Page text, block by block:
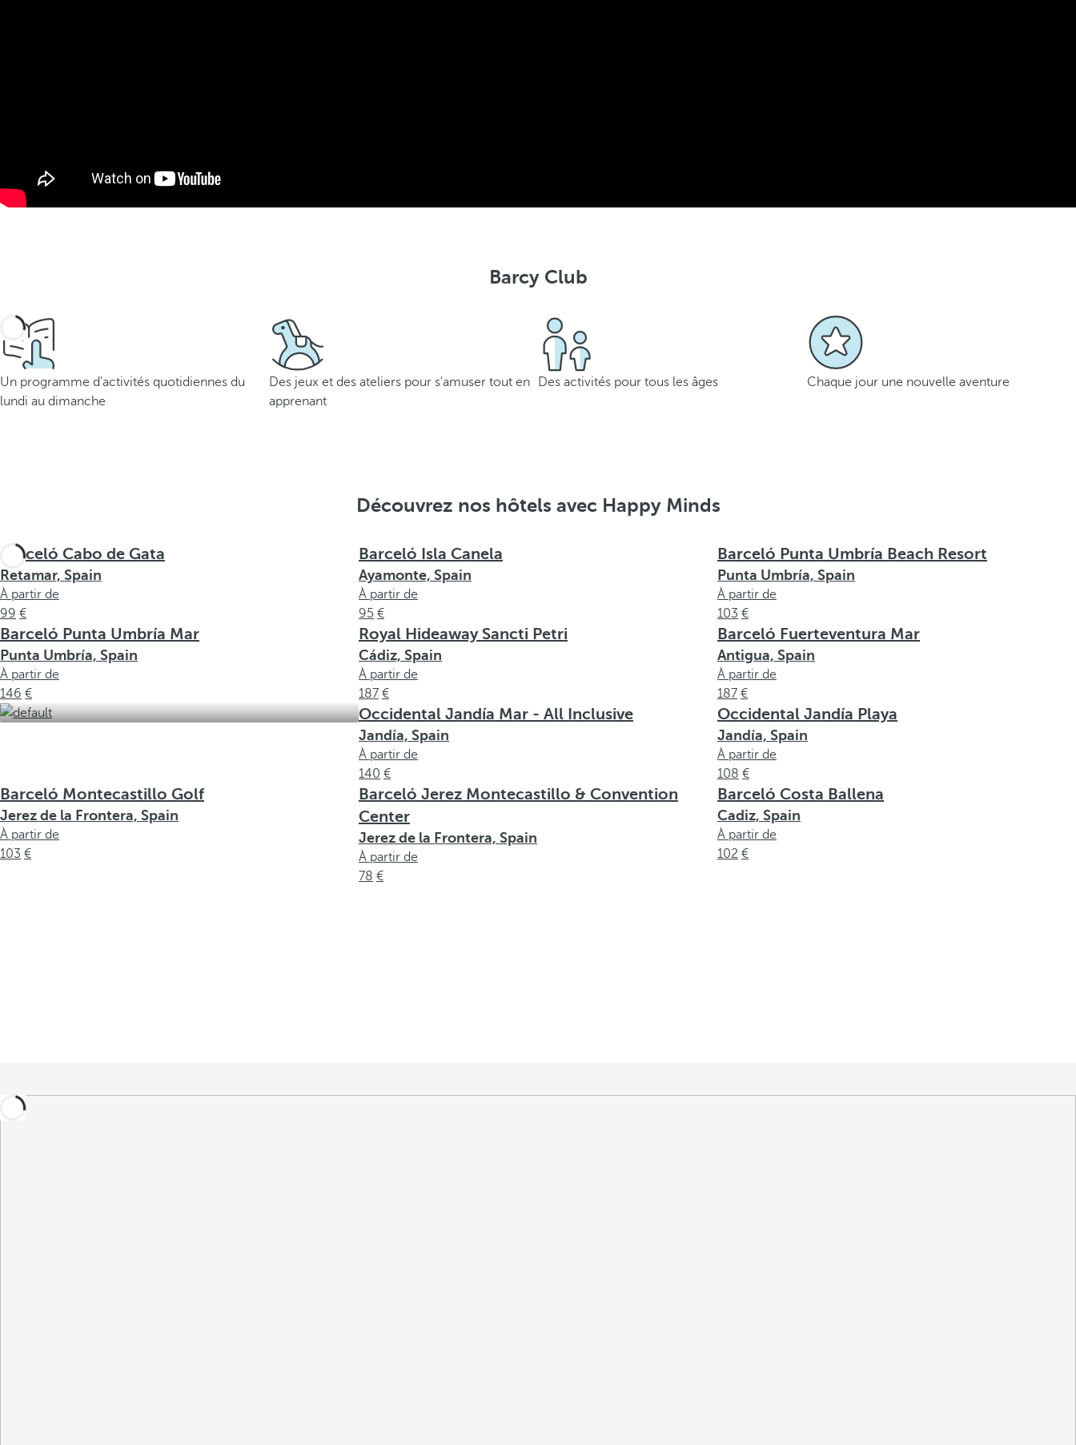
Barcy Club
Un programme d'activités quotidiennes du
lundi au dimanche
Des jeux et des ateliers pour s'amuser tout en
apprenant
Des activités pour tous les âges Chaque jour une nouvelle aventure
Découvrez nos hôtels avec Happy Minds
Barceló Cabo de Gata
Retamar, Spain
À partir de
99
Barceló Isla Canela
Ayamonte, Spain
À partir de
95
Barceló Punta Umbría Beach Resort
Punta Umbría, Spain
À partir de
103
Barceló Punta Umbría Mar
Punta Umbría, Spain
À partir de
146
Royal Hideaway Sancti Petri
Cádiz, Spain
À partir de
187
Barceló Fuerteventura Mar
Antigua, Spain
À partir de
187
Occidental Jandía Mar - All Inclusive
Jandía, Spain
À partir de
140
Occidental Jandía Playa
Jandía, Spain
À partir de
108
Barceló Montecastillo Golf
Jerez de la Frontera, Spain
À partir de
103
Barceló Jerez Montecastillo & Convention
Center
Jerez de la Frontera, Spain
À partir de
78
Barceló Costa Ballena
Cadiz, Spain
À partir de
102